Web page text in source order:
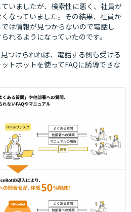
いましたが、検索性に悪く、社員が
なっていました。その結果、社員か
は情報が見つからないので電話し
れるようになっていたのです。
つけられれば、電話する側も受ける
トボットを使ってFAQに誘導できな